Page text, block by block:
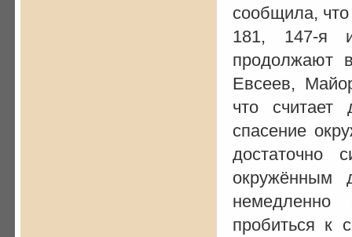
сообщила,
181, 147-я
продолжают
Евсеев,
что считает
спасение
достаточно
окружённым
немедленно
пробиться к